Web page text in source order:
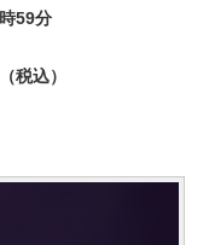
59分
税込）